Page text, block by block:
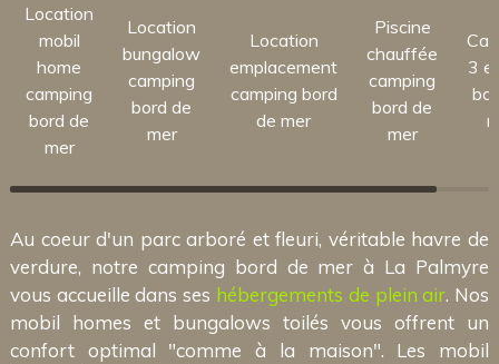
Location
mobil
home
camping
bord de
mer
Location
bungalow
camping
bord de
mer
Location
emplacement
camping bord
de mer
Piscine
chauffée
camping
bord de
mer
3
Au coeur d'un parc arboré et fleuri, véritable havre de
verdure, notre camping bord de mer à La Palmyre
vous accueille dans ses hébergements de plein air. Nos
mobil homes et bungalows toilés vous offrent un
confort optimal "comme à la maison". Les mobil